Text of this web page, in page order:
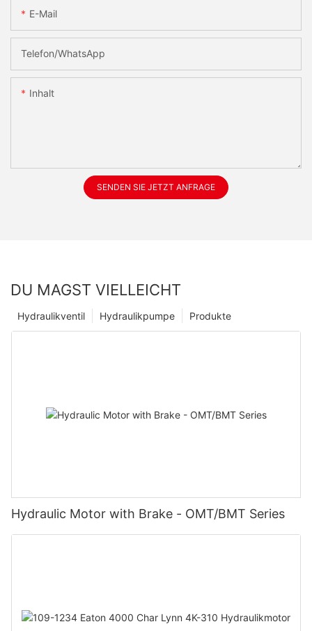
E-Mail
Telefon/WhatsApp
Inhalt
SENDEN SIE JETZT ANFRAGE
DU MAGST VIELLEICHT
Produkte
Hydraulikpumpe
Hydraulikventil
Hydraulic Motor with Brake - OMT/BMT Series